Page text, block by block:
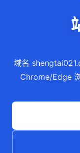
域名
Chrome/Edge